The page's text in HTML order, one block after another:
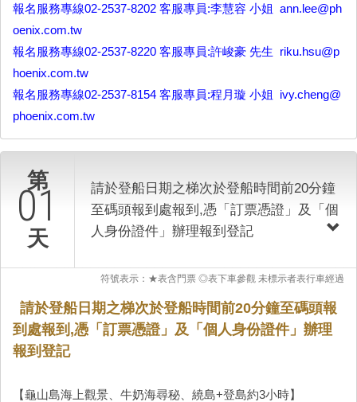
報名服務專線02-2537-8202 客服專員:李慧容 小姐 ann.lee@ph
oenix.com.tw
報名服務專線02-2537-8220 客服專員:許峻豪 先生 riku.hsu@p
hoenix.com.tw
報名服務專線02-2537-8154 客服專員:程月璇 小姐 ivy.cheng@
phoenix.com.tw
第
01
天
請於登船日期之梯次於登船時間前20分鐘
至碼頭報到處報到,憑「訂票憑證」及「個
人身份證件」辦理報到登記
符號表示：★表含門票 ◎表下車參觀 未標示者表行車經過
請於登船日期之梯次於登船時間前20分鐘至碼頭報
到處報到,憑「訂票憑證」及「個人身份證件」辦理
報到登記
【龜山島海上觀景、牛奶海尋秘、繞島+登島約3小時】